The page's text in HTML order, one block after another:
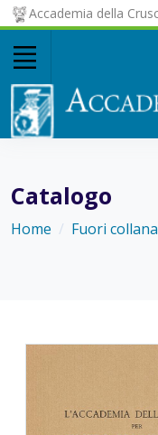
Accademia della
Catalogo
Home Fuori collana